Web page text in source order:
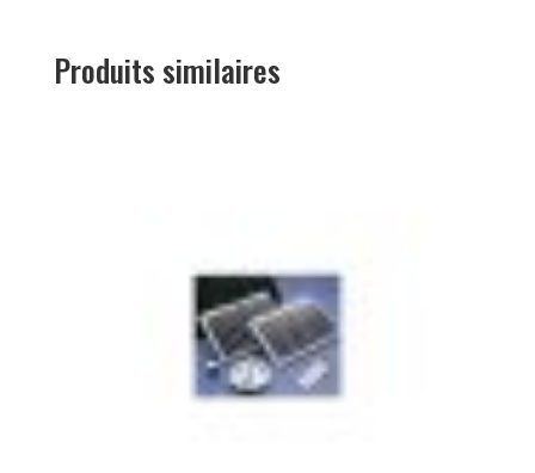
Produits similaires